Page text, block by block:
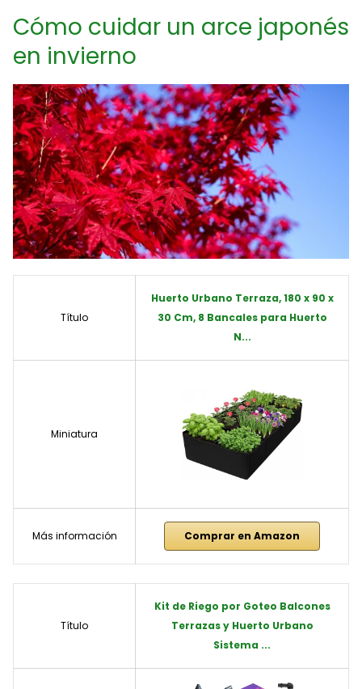
Cómo cuidar un arce japonés
en invierno
Título
Huerto Urbano Terraza, 180 x 90 x
30 Cm, 8 Bancales para Huerto
N...
Miniatura
Más información Comprar en Amazon
Título
Kit de Riego por Goteo Balcones
Terrazas y Huerto Urbano
Sistema ...